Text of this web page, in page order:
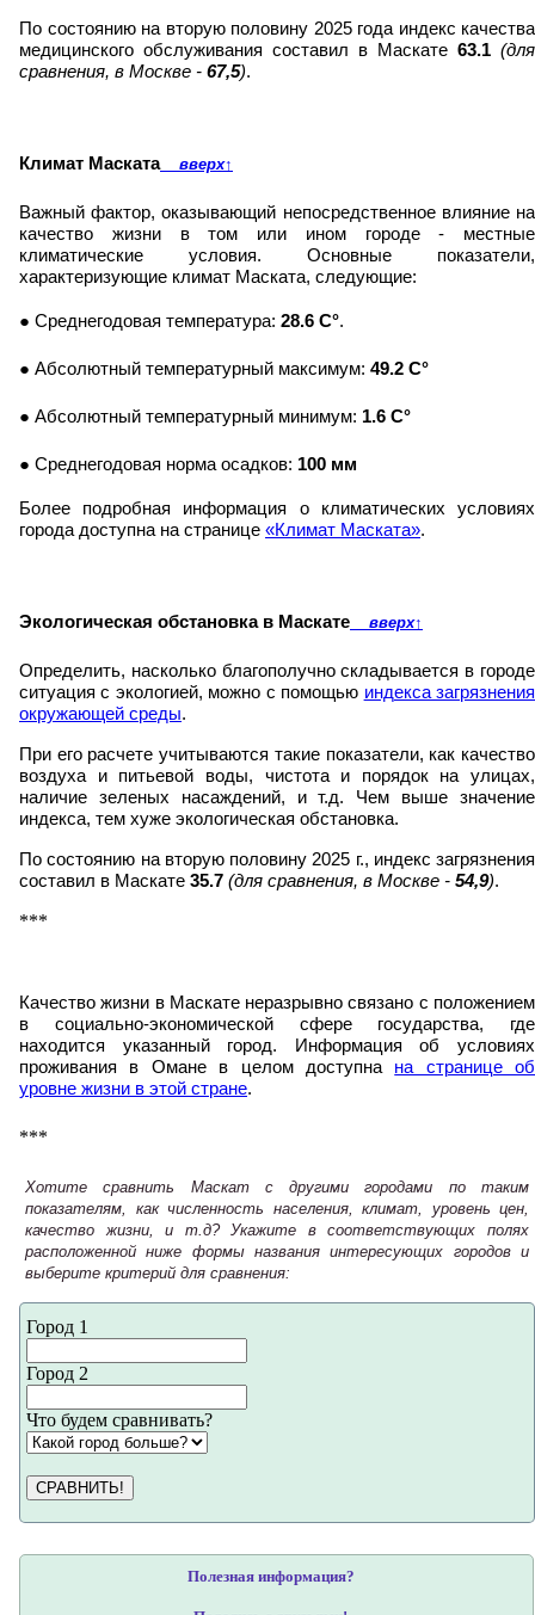
По состоянию на вторую половину 2025 года индекс качества
медицинского обслуживания составил в Маскате 63.1 (для
сравнения, в Москве - 67,5).
Климат Маскатавверх↑
Важный фактор, оказывающий непосредственное влияние на
качество жизни в том или ином городе - местные
климатические условия. Основные показатели,
характеризующие климат Маската, следующие:
● Среднегодовая температура: 28.6 C°.
● Абсолютный температурный максимум: 49.2 C°
● Абсолютный температурный минимум: 1.6 C°
● Среднегодовая норма осадков: 100 мм
Более подробная информация о климатических условиях
города доступна на странице «Климат Маската».
Экологическая обстановка в Маскате вверх↑
Определить, насколько благополучно складывается в городе
ситуация с экологией, можно с помощью индекса загрязнения
окружающей среды.
При его расчете учитываются такие показатели, как качество
воздуха и питьевой воды, чистота и порядок на улицах,
наличие зеленых насаждений, и т.д. Чем выше значение
индекса, тем хуже экологическая обстановка.
По состоянию на вторую половину 2025 г., индекс загрязнения
составил в Маскате 35.7 (для сравнения, в Москве - 54,9).
***
Качество жизни в Маскате неразрывно связано с положением
в социально-экономической сфере государства, где
находится указанный город. Информация об условиях
проживания в Омане в целом доступна на странице об
уровне жизни в этой стране.
***
Хотите сравнить Маскат с другими городами по таким
показателям, как численность населения, климат, уровень цен,
качество жизни, и т.д? Укажите в соответствующих полях
расположенной ниже формы названия интересующих городов и
выберите критерий для сравнения:
Город 1
Город 2
Что будем сравнивать?
СРАВНИТЬ!
Полезная информация?